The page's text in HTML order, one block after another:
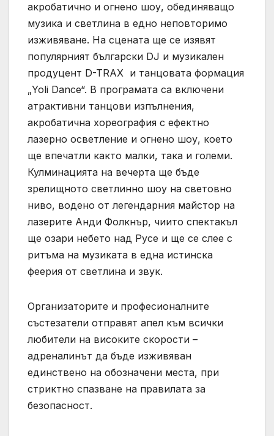
акробатично и огнено шоу, обединяващо
музика и светлина в едно неповторимо
изживяване. На сцената ще се изявят
популярният български DJ и музикален
продуцент D-TRAX и танцовата формация
„Yoli Dance“. В програмата са включени
атрактивни танцови изпълнения,
акробатична хореография с ефектно
лазерно осветление и огнено шоу, което
ще впечатли както малки, така и големи.
Кулминацията на вечерта ще бъде
зрелищното светлинно шоу на световно
ниво, водено от легендарния майстор на
лазерите Анди Фолкнър, чиито спектакъл
ще озари небето над Русе и ще се слее с
ритъма на музиката в една истинска
феерия от светлина и звук.
Организаторите и професионалните
състезатели отправят апел към всички
любители на високите скорости –
адреналинът да бъде изживяван
единствено на обозначени места, при
стриктно спазване на правилата за
безопасност.